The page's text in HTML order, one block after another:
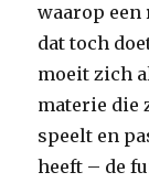
waarop
dat toch
moeit zich
materie die
speelt en
heeft – de